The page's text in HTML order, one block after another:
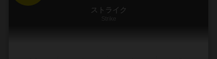
ストライク
Strike